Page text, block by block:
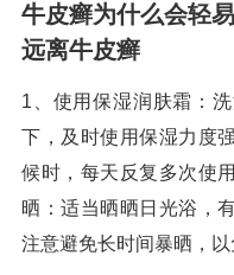
牛皮癣为什么会轻
远离牛皮癣
1、使用保湿润肤霜：
下，及时使用保湿力度
候时，每天反复多次使
晒：适当晒晒日光浴，
注意避免长时间暴晒，以